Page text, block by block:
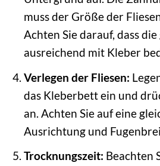
muss der Größe der
Achten Sie darauf, dass
ausreichend mit Kleber
Verlegen der Fliesen:
das Kleberbett ein und
an. Achten Sie auf eine
Ausrichtung und
Trocknungszeit: Beachten